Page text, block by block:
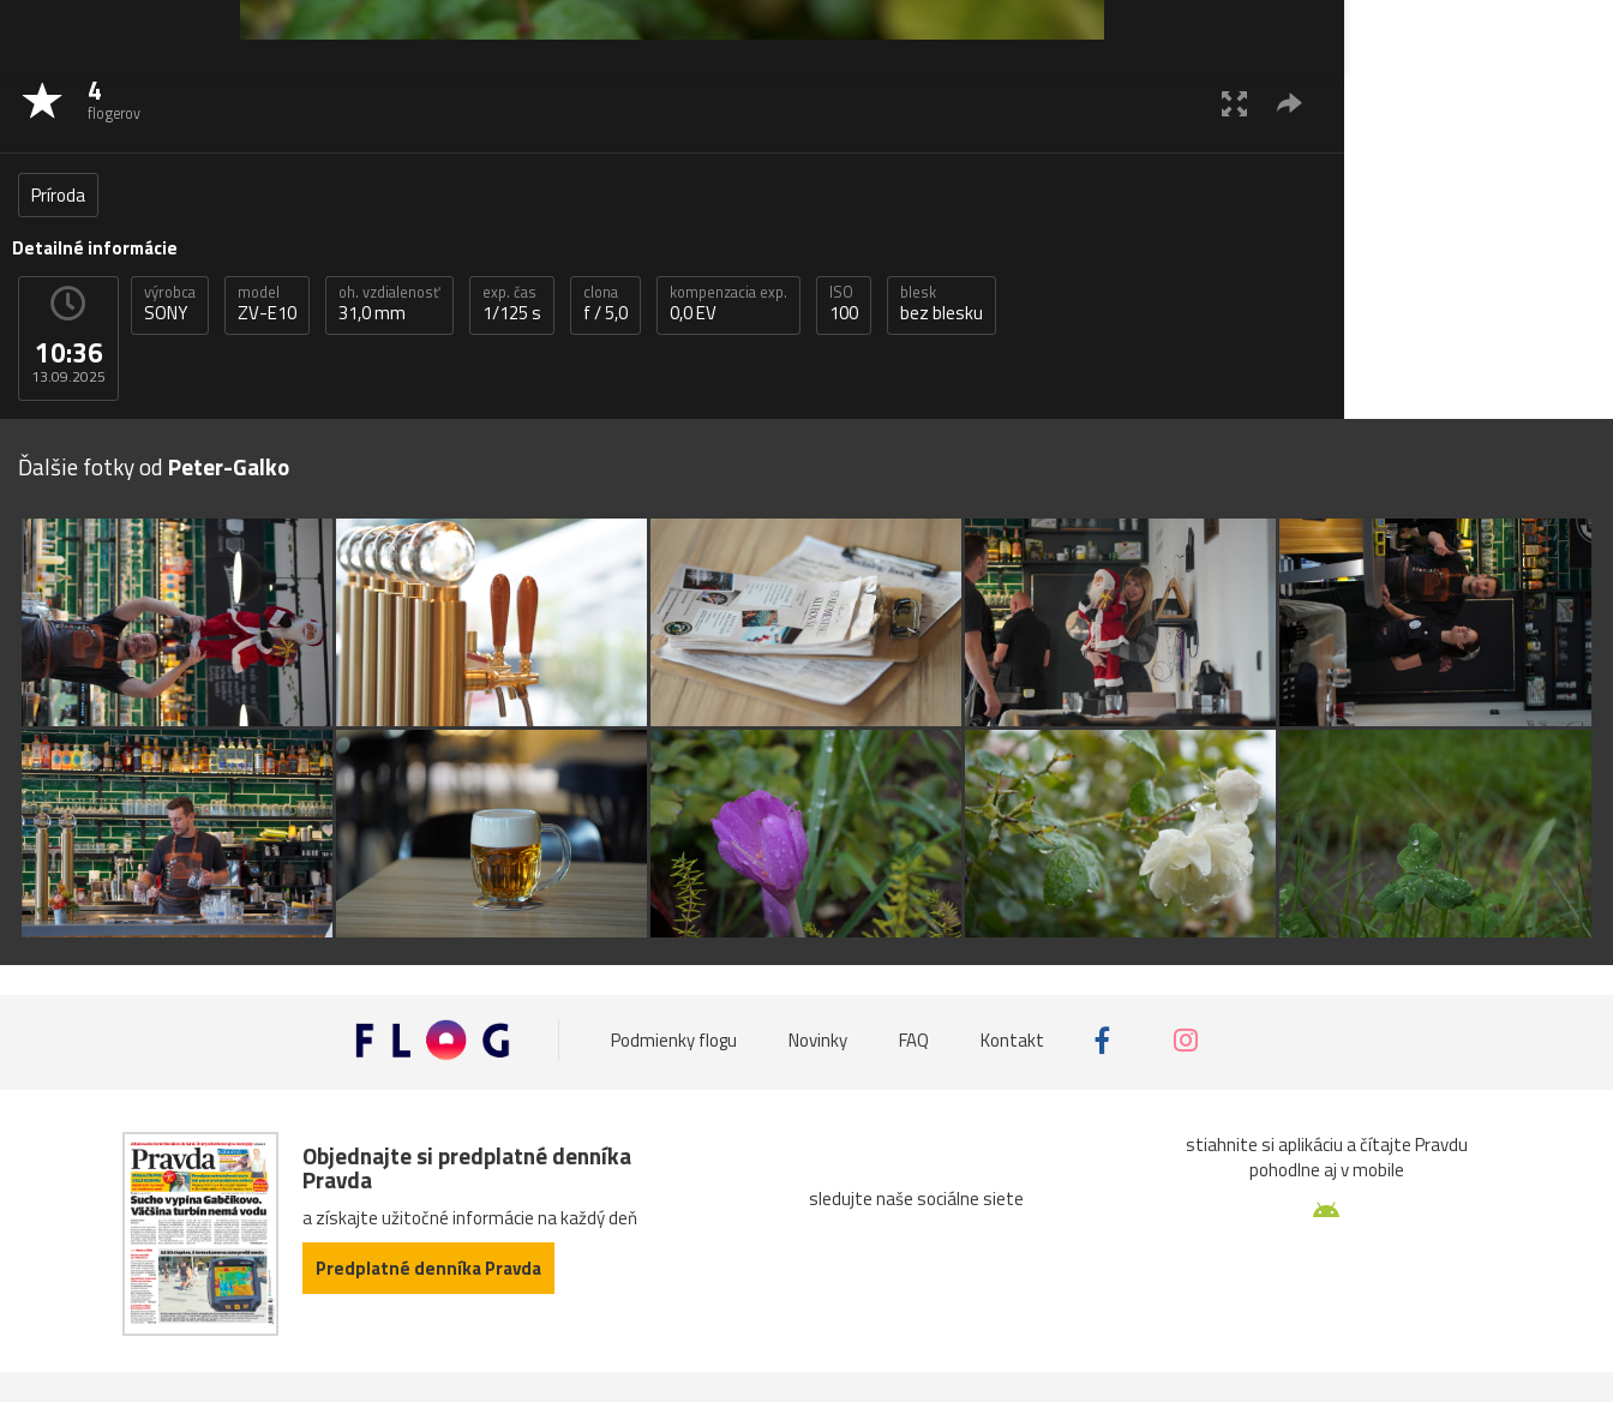
4
flogerov
Príroda
Detailné informácie
10:36
13.09.2025
výrobca
SONY
model
ZV-E10
oh. vzdialenosť
31,0 mm
exp. čas
1/125 s
clona
f / 5,0
kompenzacia exp.
0,0 EV
ISO
100
blesk
bez blesku
Ďalšie fotky od Peter-Galko
Podmienky flogu Novinky FAQ Kontakt
Objednajte si predplatné denníka
Pravda
a získajte užitočné informácie na každý deň
Predplatné denníka Pravda
sledujte naše sociálne siete
stiahnite si aplikáciu a čítajte Pravdu
pohodlne aj v mobile